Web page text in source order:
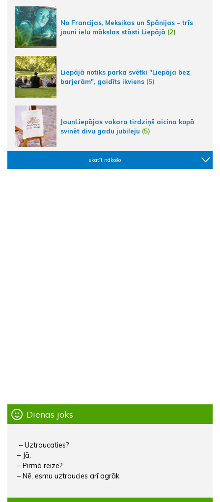
No Francijas, Meksikas un Spānijas – trīs
jauni ielu mākslas stāsti Liepājā (2)
Liepājā notiks parka svētki "Liepāja bez
barjerām", gaidīts ikviens (5)
JaunLiepājas vakara tirdziņš aicina kopā
svinēt divu gadu jubileju (5)
skatīt nākošo
Dienas joks
– Uztraucaties?
– Jā.
– Pirmā reize?
– Nē, esmu uztraucies arī agrāk.